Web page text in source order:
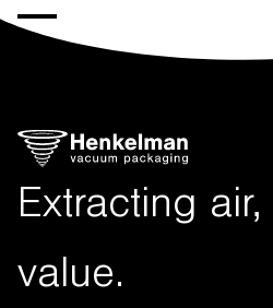
Extracting
value.